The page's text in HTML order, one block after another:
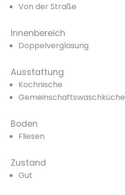
Von der Straße
Innenbereich
Doppelverglasung
Ausstattung
Kochnische
Gemeinschaftswaschküche
Boden
Fliesen
Zustand
Gut